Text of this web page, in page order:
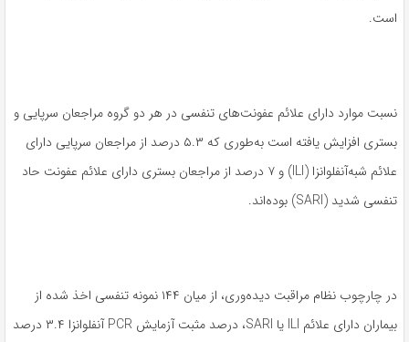
است.
نسبت موارد دارای علائم عفونت‌های تنفسی در هر دو گروه مراجعان سرپایی و
بستری افزایش یافته است به‌طوری که ۵.۳ درصد از مراجعان سرپایی دارای
علائم شبه‌آنفلوانزا (ILI) و ۷ درصد از مراجعان بستری دارای علائم عفونت حاد
تنفسی شدید (SARI) بوده‌اند.
در چارچوب نظام مراقبت دیده‌وری، از میان ۱۴۴ نمونه تنفسی اخذ شده از
بیماران دارای علائم ILI یا SARI، درصد مثبت آزمایش PCR آنفلوانزا ۳.۴ درصد